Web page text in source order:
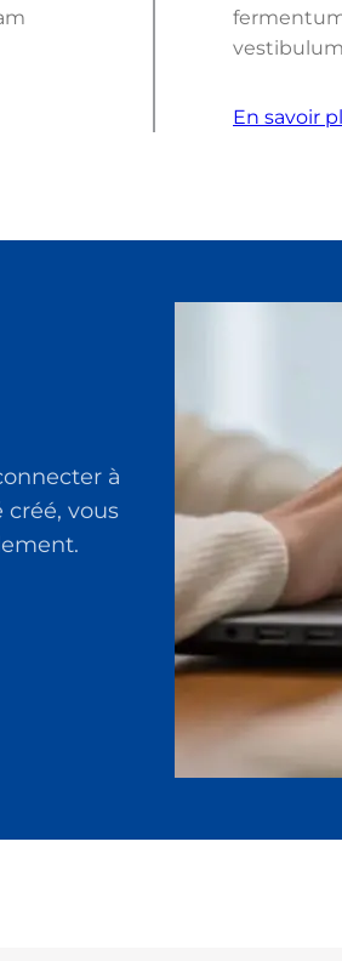
En savoir
à
créé, vous